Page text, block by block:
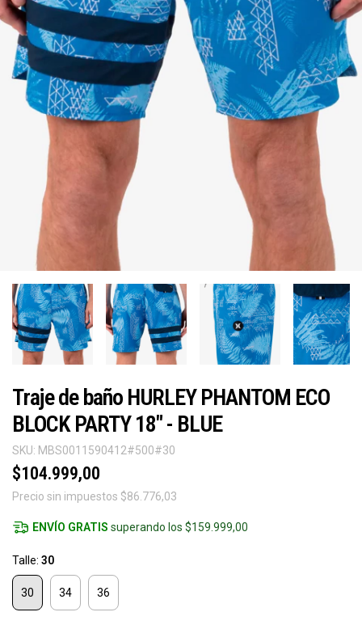
Traje de baño HURLEY PHANTOM ECO
BLOCK PARTY 18" - BLUE
SKU: MBS0011590412#500#30
$104.999,00
Precio sin impuestos $86.776,03
ENVÍO GRATIS superando los$159.999,00
Talle: 30
30 34 36